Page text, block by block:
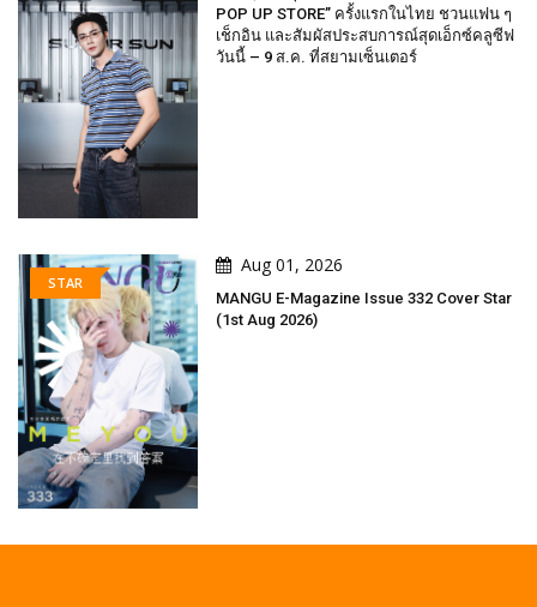
POP UP STORE” ครั้งแรกในไทย ชวนแฟน ๆ
เช็กอิน และสัมผัสประสบการณ์สุดเอ็กซ์คลูซีฟ
วันนี้ – 9 ส.ค. ที่สยามเซ็นเตอร์
STAR
Aug 01, 2026
MANGU E-Magazine Issue 332 Cover Star
(1st Aug 2026)